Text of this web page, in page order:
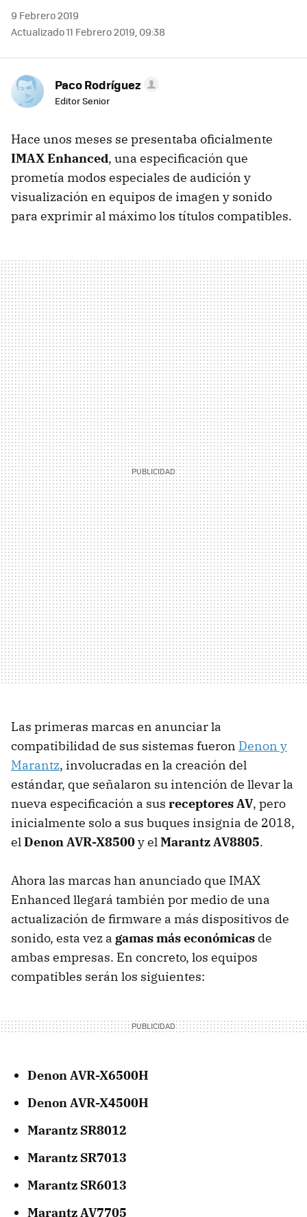
9 Febrero 2019
Actualizado 11 Febrero 2019, 09:38
Paco Rodríguez
Editor Senior
Hace unos meses se presentaba oficialmente
IMAX Enhanced, una especificación que
prometía modos especiales de audición y
visualización en equipos de imagen y sonido
para exprimir al máximo los títulos compatibles.
Las primeras marcas en anunciar la
compatibilidad de sus sistemas fueron Denon y
Marantz, involucradas en la creación del
estándar, que señalaron su intención de llevar la
nueva especificación a sus receptores AV, pero
inicialmente solo a sus buques insignia de 2018,
elDenon AVR-X8500y elMarantz AV8805.
Ahora las marcas han anunciado que IMAX
Enhanced llegará también por medio de una
actualización de firmware a más dispositivos de
sonido, esta vez a gamas más económicas de
ambas empresas. En concreto, los equipos
compatibles serán los siguientes:
Denon AVR-X6500H
Denon AVR-X4500H
Marantz SR8012
Marantz SR7013
Marantz SR6013
Marantz AV7705